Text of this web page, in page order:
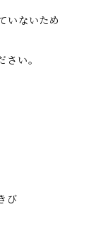
いないため
い。
び